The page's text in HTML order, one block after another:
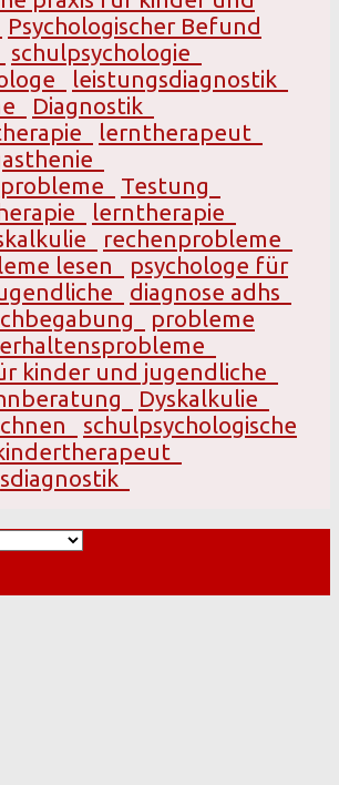
Psychologischer Befund
schulpsychologie
leistungsdiagnostik
Diagnostik
lerntherapeut
Testung
lerntherapie
rechenprobleme
lesen
psychologe für
diagnose adhs
probleme
kinder und jugendliche
Dyskalkulie
schulpsychologische